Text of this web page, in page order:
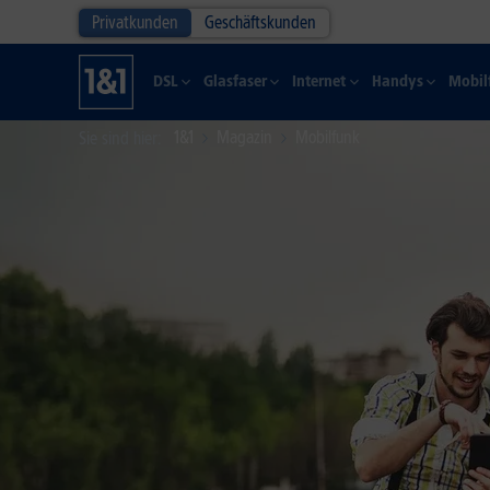
Privatkunden Geschäftskunden
DSL Glasfaser Internet Handys